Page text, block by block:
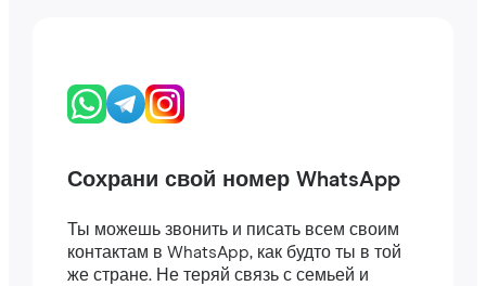
Сохрани свой номер WhatsApp
Ты можешь звонить и писать всем своим
контактам в WhatsApp, как будто ты в той
же стране. Не теряй связь с семьей и